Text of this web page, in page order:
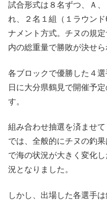
試合形式は８名ずつ、Ａ
れ、２名１組（１ラウン
ナメント方式。チヌの規
内の総重量で勝敗が決せら
各ブロックで優勝した４
日に大分県鶴見で開催予
す。
組み合わせ抽選を済ませ
では、全般的にチヌの釣
で海の状況が大きく変化
況となりました。
しかし、出場した各選手